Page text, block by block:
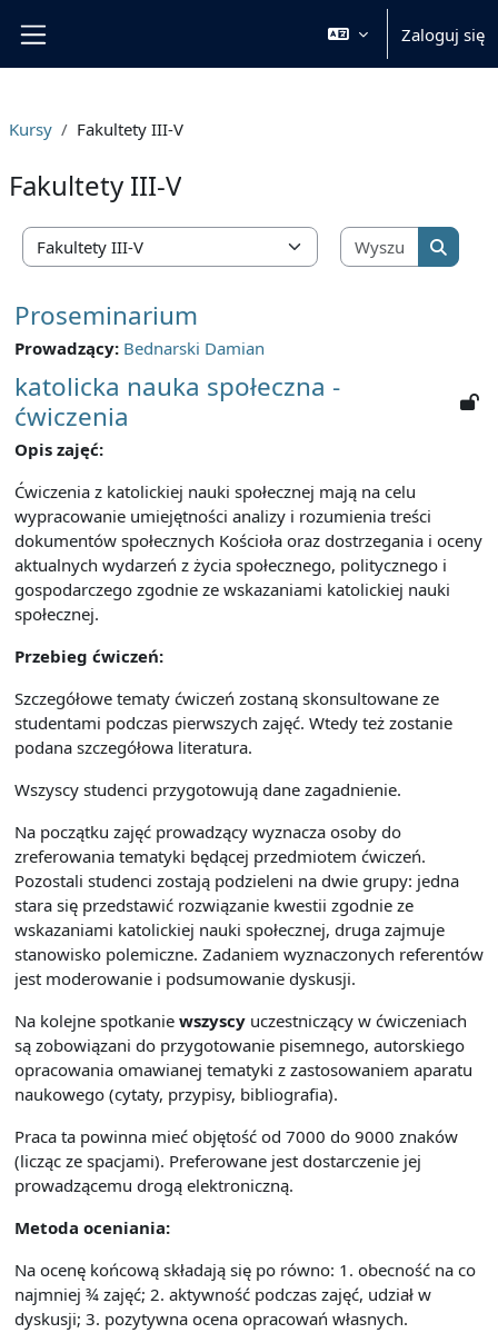
Zaloguj się
Kursy Fakultety III-V
Fakultety III-V
Kategorie kursów
Proseminarium
Prowadzący: Bednarski Damian
katolicka nauka społeczna -
ćwiczenia
Opis zajęć:
Ćwiczenia z katolickiej nauki społecznej mają na celu
wypracowanie umiejętności analizy i rozumienia treści
dokumentów społecznych Kościoła oraz dostrzegania i oceny
aktualnych wydarzeń z życia społecznego, politycznego i
gospodarczego zgodnie ze wskazaniami katolickiej nauki
społecznej.
Przebieg ćwiczeń:
Szczegółowe tematy ćwiczeń zostaną skonsultowane ze
studentami podczas pierwszych zajęć. Wtedy też zostanie
podana szczegółowa literatura.
Wszyscy studenci przygotowują dane zagadnienie.
Na początku zajęć prowadzący wyznacza osoby do
zreferowania tematyki będącej przedmiotem ćwiczeń.
Pozostali studenci zostają podzieleni na dwie grupy: jedna
stara się przedstawić rozwiązanie kwestii zgodnie ze
wskazaniami katolickiej nauki społecznej, druga zajmuje
stanowisko polemiczne. Zadaniem wyznaczonych referentów
jest moderowanie i podsumowanie dyskusji.
Na kolejne spotkanie wszyscy uczestniczący w ćwiczeniach
są zobowiązani do przygotowanie pisemnego, autorskiego
opracowania omawianej tematyki z zastosowaniem aparatu
naukowego (cytaty, przypisy, bibliografia).
Praca ta powinna mieć objętość od 7000 do 9000 znaków
(licząc ze spacjami). Preferowane jest dostarczenie jej
prowadzącemu drogą elektroniczną.
Metoda oceniania:
Na ocenę końcową składają się po równo: 1. obecność na co
najmniej ¾ zajęć; 2. aktywność podczas zajęć, udział w
dyskusji; 3. pozytywna ocena opracowań własnych.